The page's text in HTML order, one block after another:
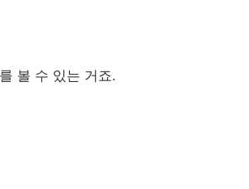
볼 수 있는 거죠.